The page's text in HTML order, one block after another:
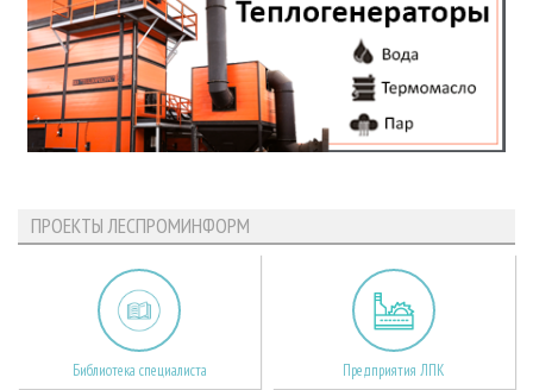
ПРОЕКТЫ ЛЕСПРОМИНФОРМ
Библиотека специалиста Предприятия ЛПК